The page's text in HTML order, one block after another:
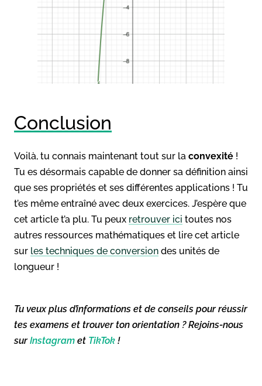
Conclusion
Voilà, tu connais maintenant tout sur la convexité !
Tu es désormais capable de donner sa définition ainsi
que ses propriétés et ses différentes applications ! Tu
t’es même entraîné avec deux exercices. J’espère que
cet article t’a plu. Tu peux retrouver ici toutes nos
autres ressources mathématiques et lire cet article
sur les techniques de conversion des unités de
longueur !
Tu veux plus d’informations et de conseils pour réussir
tes examens et trouver ton orientation ? Rejoins-nous
surInstagram et TikTok !